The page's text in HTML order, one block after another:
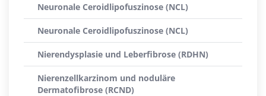
Neuronale Ceroidlipofuszinose (NCL)
Neuronale Ceroidlipofuszinose (NCL)
Nierendysplasie und Leberfibrose (RDHN)
Nierenzellkarzinom und noduläre
Dermatofibrose (RCND)